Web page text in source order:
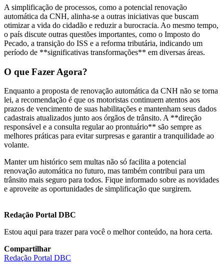
A simplificação de processos, como a potencial renovação
automática da CNH, alinha-se a outras iniciativas que buscam
otimizar a vida do cidadão e reduzir a burocracia. Ao mesmo tempo,
o país discute outras questões importantes, como o Imposto do
Pecado, a transição do ISS e a reforma tributária, indicando um
período de **significativas transformações** em diversas áreas.
O que Fazer Agora?
Enquanto a proposta de renovação automática da CNH não se torna
lei, a recomendação é que os motoristas continuem atentos aos
prazos de vencimento de suas habilitações e mantenham seus dados
cadastrais atualizados junto aos órgãos de trânsito. A **direção
responsável e a consulta regular ao prontuário** são sempre as
melhores práticas para evitar surpresas e garantir a tranquilidade ao
volante.
Manter um histórico sem multas não só facilita a potencial
renovação automática no futuro, mas também contribui para um
trânsito mais seguro para todos. Fique informado sobre as novidades
e aproveite as oportunidades de simplificação que surgirem.
Redação Portal DBC
Estou aqui para trazer para você o melhor conteúdo, na hora certa.
Compartilhar
Redação Portal DBC